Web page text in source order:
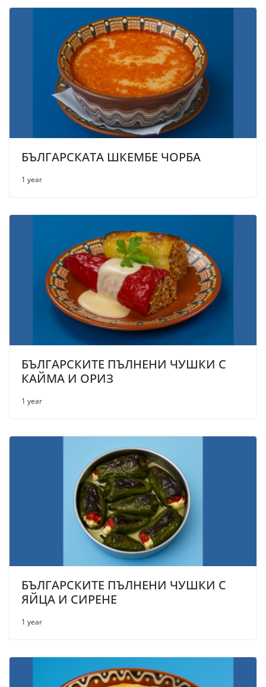
БЪЛГАРСКАТА ШКЕМБЕ ЧОРБА
1 year
БЪЛГАРСКИТЕ ПЪЛНЕНИ ЧУШКИ С
КАЙМА И ОРИЗ
1 year
БЪЛГАРСКИТЕ ПЪЛНЕНИ ЧУШКИ С
ЯЙЦА И СИРЕНЕ
1 year